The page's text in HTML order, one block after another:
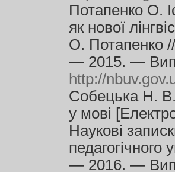
Потапенко О.
як нової
О. Потапенко
— 2015. —
http://
Собецька Н. В.
у мові
Наукові
педагогічного
— 2016. —